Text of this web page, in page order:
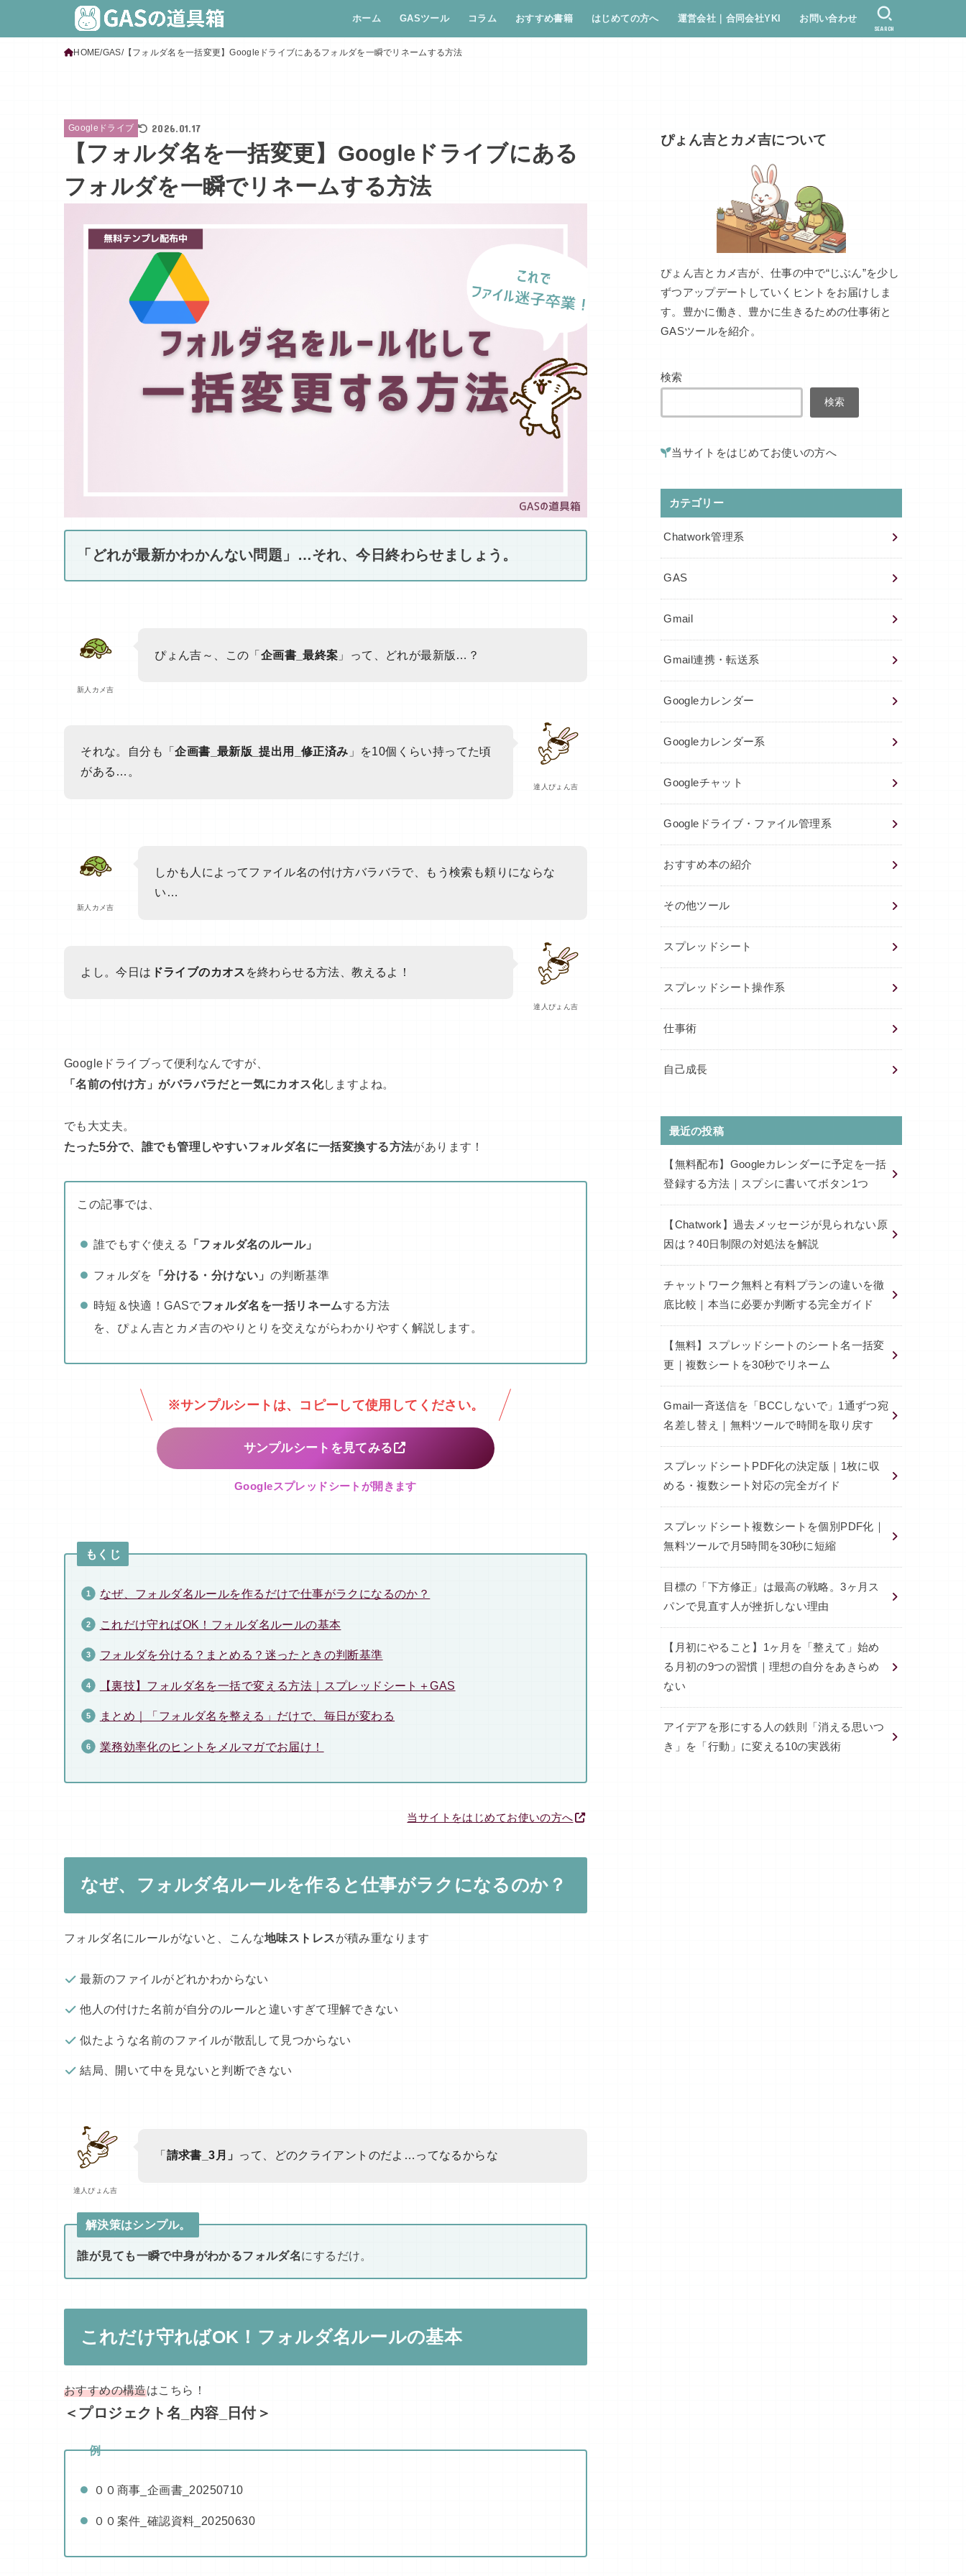
ホーム GASツール コラム おすすめ書籍 はじめての方へ 運営会社｜合同会社YKI お問い合わせ
SEARCH
HOME GAS 【フォルダ名を一括変更】Googleドライブにあるフォルダを一瞬でリネームする方法
Googleドライブ 2026.01.17
【フォルダ名を一括変更】Googleドライブにある
フォルダを一瞬でリネームする方法
「どれが最新かわかんない問題」…それ、今日終わらせましょう。
新人カメ吉
ぴょん吉～、この「 企画書_最終案 」って、どれが最新版…？
達人ぴょん吉
それな。自分も「企画書_最新版_提出用_修正済み 」を10個くらい持ってた頃
がある…。
新人カメ吉
しかも人によってファイル名の付け方バラバラで、もう検索も頼りにならな
い…
達人ぴょん吉
よし。今日は ドライブのカオス を終わらせる方法、教えるよ！
Googleドライブって便利なんですが、
「名前の付け方」がバラバラだと一気にカオス化しますよね。
でも大丈夫。
たった5分で、誰でも管理しやすいフォルダ名に一括変換する方法があります！
この記事では、
誰でもすぐ使える 「フォルダ名のルール」
フォルダを 「分ける・分けない」 の判断基準
時短＆快適！GASでフォルダ名を一括リネームする方法
を、ぴょん吉とカメ吉のやりとりを交えながらわかりやすく解説します。
※サンプルシートは、コピーして使用してください。
サンプルシートを見てみる
Googleスプレッドシートが開きます
もくじ
なぜ、フォルダ名ルールを作るだけで仕事がラクになるのか？
これだけ守ればOK！フォルダ名ルールの基本
フォルダを分ける？まとめる？迷ったときの判断基準
【裏技】フォルダ名を一括で変える方法｜スプレッドシート＋GAS
まとめ｜「フォルダ名を整える」だけで、毎日が変わる
業務効率化のヒントをメルマガでお届け！
当サイトをはじめてお使いの方へ
なぜ、フォルダ名ルールを作ると仕事がラクになるのか？
フォルダ名にルールがないと、こんな地味ストレスが積み重なります
最新のファイルがどれかわからない
他人の付けた名前が自分のルールと違いすぎて理解できない
似たような名前のファイルが散乱して見つからない
結局、開いて中を見ないと判断できない
達人ぴょん吉
「 請求書_3月」 って、どのクライアントのだよ…ってなるからな
解決策はシンプル。
誰が見ても一瞬で中身がわかるフォルダ名にするだけ。
これだけ守ればOK！フォルダ名ルールの基本
おすすめの構造はこちら！
＜プロジェクト名_内容_日付＞
例
００商事_企画書_20250710
００案件_確認資料_20250630
ぴょん吉とカメ吉について
ぴょん吉とカメ吉が、仕事の中で“じぶん”を少し
ずつアップデートしていくヒントをお届けしま
す。豊かに働き、豊かに生きるための仕事術と
GASツールを紹介。
検索
検索
当サイトをはじめてお使いの方へ
カテゴリー
Chatwork管理系
GAS
Gmail
Gmail連携・転送系
Googleカレンダー
Googleカレンダー系
Googleチャット
Googleドライブ・ファイル管理系
おすすめ本の紹介
その他ツール
スプレッドシート
スプレッドシート操作系
仕事術
自己成長
最近の投稿
【無料配布】Googleカレンダーに予定を一括
登録する方法｜スプシに書いてボタン1つ
【Chatwork】過去メッセージが見られない原
因は？40日制限の対処法を解説
チャットワーク無料と有料プランの違いを徹
底比較｜本当に必要か判断する完全ガイド
【無料】スプレッドシートのシート名一括変
更｜複数シートを30秒でリネーム
Gmail一斉送信を「BCCしないで」1通ずつ宛
名差し替え｜無料ツールで時間を取り戻す
スプレッドシートPDF化の決定版｜1枚に収
める・複数シート対応の完全ガイド
スプレッドシート複数シートを個別PDF化｜
無料ツールで月5時間を30秒に短縮
目標の「下方修正」は最高の戦略。3ヶ月ス
パンで見直す人が挫折しない理由
【月初にやること】1ヶ月を「整えて」始め
る月初の9つの習慣｜理想の自分をあきらめ
ない
アイデアを形にする人の鉄則「消える思いつ
き」を「行動」に変える10の実践術